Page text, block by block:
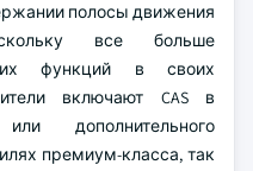
полосы движения
все больше
функций в своих
включают CAS в
дополнительного
премиум-класса, так